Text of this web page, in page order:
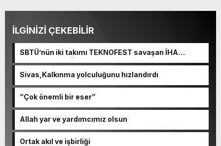
İLGİNİZİ ÇEKEBİLİR
SBTÜ’nün iki takımı TEKNOFEST savaşan İHA
yarışmasında finalde
Sivas,Kalkınma yolculuğunu hızlandırdı
“Çok önemli bir eser”
Allah yar ve yardımcımız olsun
Ortak akıl ve işbirliği